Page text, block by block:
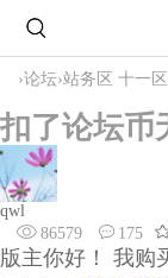
›论坛›站务区 十一区
扣了论坛币
qwl
86579
175
版主你好！ 我购